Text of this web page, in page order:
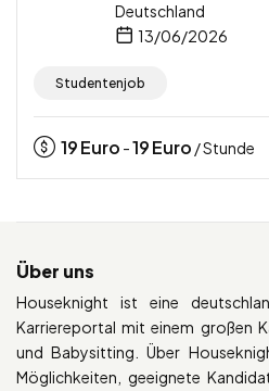
Deutschland
13/06/2026
Studentenjob
19Euro -19Euro / Stunde
Über uns
Houseknight ist eine
Karriereportal mit einem großen
und Babysitting. Über
Möglichkeiten, geeignete